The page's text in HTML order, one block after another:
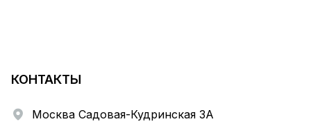
КОНТАКТЫ
Москва Садовая-Кудринская 3А